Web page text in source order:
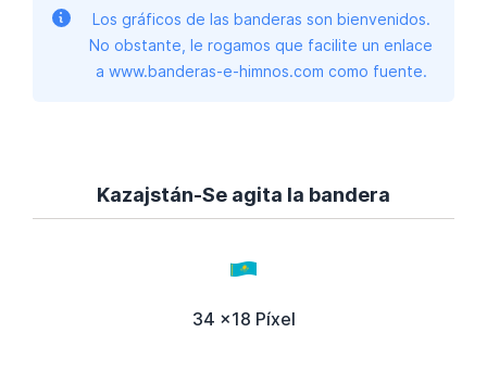
Los gráficos de las banderas son bienvenidos.
No obstante, le rogamos que facilite un enlace
a www.banderas-e-himnos.com como fuente.
Kazajstán-Se agita la bandera
34 x18 Píxel